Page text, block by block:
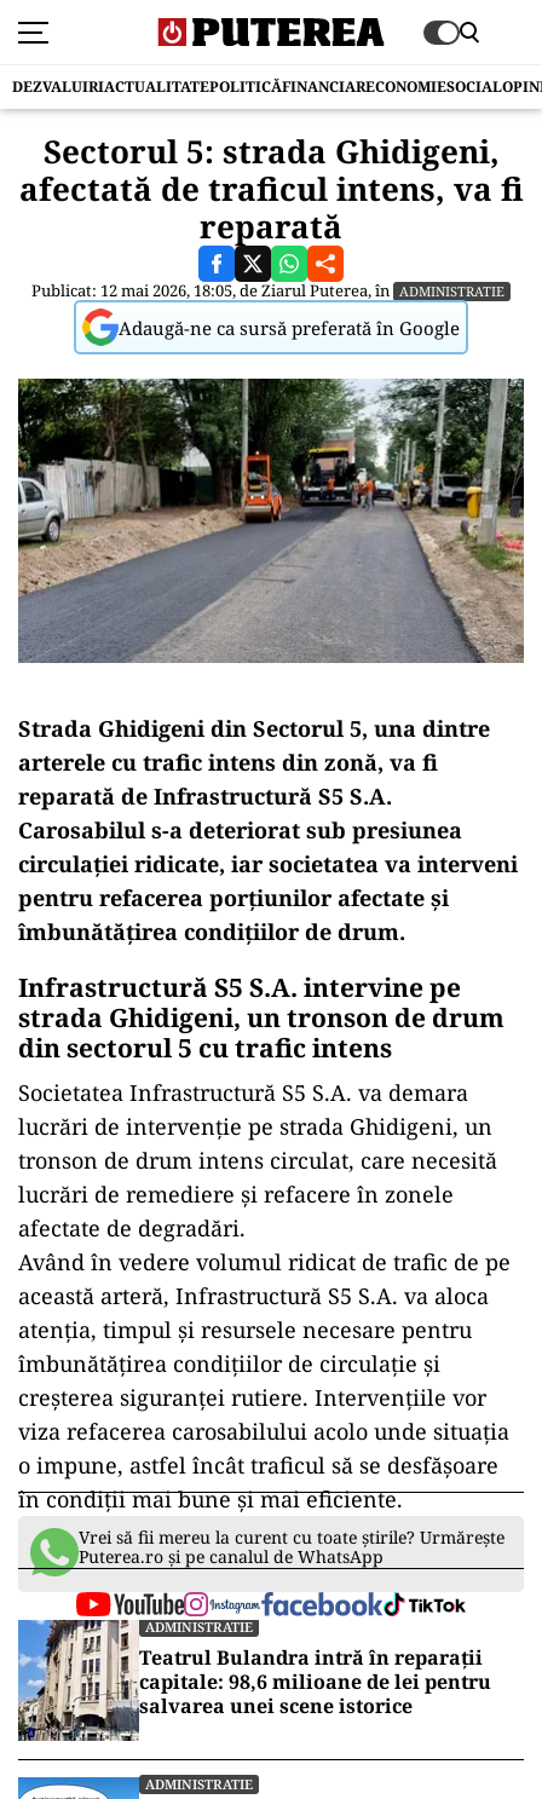
DEZVALUIRIACTUALITATEPOLITICĂFINANCIARECONOMIESOCIAL
Sectorul 5: strada Ghidigeni,
afectată de traficul intens, va fi
reparată
Publicat: 12 mai 2026, 18:05, deZiarul Puterea, în ADMINISTRATIE
Adaugă-ne ca sursă preferată în Google
Strada Ghidigeni din Sectorul 5, una dintre
arterele cu trafic intens din zonă, va fi
reparată de Infrastructură S5 S.A.
Carosabilul s-a deteriorat sub presiunea
circulației ridicate, iar societatea va interveni
pentru refacerea porțiunilor afectate și
îmbunătățirea condițiilor de drum.
Infrastructură S5 S.A. intervine pe
strada Ghidigeni, un tronson de drum
din sectorul 5 cu trafic intens
Societatea Infrastructură S5 S.A. va demara
lucrări de intervenție pe strada Ghidigeni, un
tronson de drum intens circulat, care necesită
lucrări de remediere și refacere în zonele
afectate de degradări.
Având în vedere volumul ridicat de trafic de pe
această arteră, Infrastructură S5 S.A. va aloca
atenția, timpul și resursele necesare pentru
îmbunătățirea condițiilor de circulație și
creșterea siguranței rutiere. Intervențiile vor
viza refacerea carosabilului acolo unde situația
o impune, astfel încât traficul să se desfășoare
în condiții mai bune și mai eficiente.
Vrei să fii mereu la curent cu toate știrile? Urmărește
Puterea.ro și pe canalul de WhatsApp
ADMINISTRATIE
Teatrul Bulandra intră în reparații
capitale: 98,6 milioane de lei pentru
salvarea unei scene istorice
ADMINISTRATIE